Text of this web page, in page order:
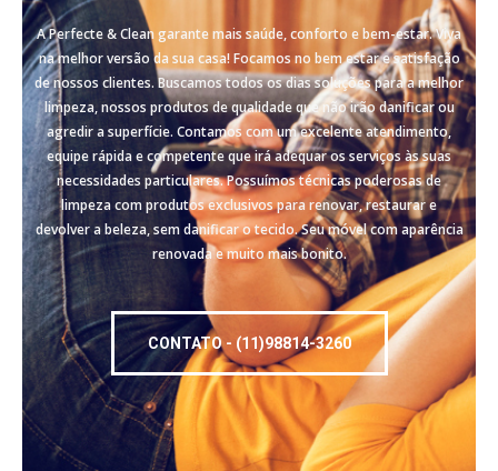
A Perfecte & Clean garante mais saúde, conforto e bem-estar. Viva
na melhor versão da sua casa! Focamos no bem estar e satisfação
de nossos clientes. Buscamos todos os dias soluções para a melhor
limpeza, nossos produtos de qualidade que não irão danificar ou
agredir a superfície. Contamos com um excelente atendimento,
equipe rápida e competente que irá adequar os serviços às suas
necessidades particulares. Possuímos técnicas poderosas de
limpeza com produtos exclusivos para renovar, restaurar e
devolver a beleza, sem danificar o tecido. Seu móvel com aparência
renovada e muito mais bonito.
CONTATO - (11)98814-3260